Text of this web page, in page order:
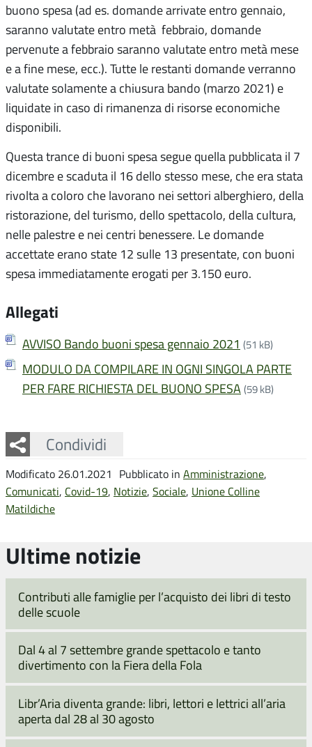
buono spesa (ad es. domande arrivate entro gennaio,
saranno valutate entro metà febbraio, domande
pervenute a febbraio saranno valutate entro metà mese
e a fine mese, ecc.). Tutte le restanti domande verranno
valutate solamente a chiusura bando (marzo 2021) e
liquidate in caso di rimanenza di risorse economiche
disponibili.
Questa trance di buoni spesa segue quella pubblicata il 7
dicembre e scaduta il 16 dello stesso mese, che era stata
rivolta a coloro che lavorano nei settori alberghiero, della
ristorazione, del turismo, dello spettacolo, della cultura,
nelle palestre e nei centri benessere. Le domande
accettate erano state 12 sulle 13 presentate, con buoni
spesa immediatamente erogati per 3.150 euro.
Allegati
AVVISO Bando buoni spesa gennaio 2021 (51 kB)
MODULO DA COMPILARE IN OGNI SINGOLA PARTE
PER FARE RICHIESTA DEL BUONO SPESA(59 kB)
Condividi
Facebook
Twitter
Whatsapp
Modificato 26.01.2021 Pubblicato in Amministrazione,
Comunicati, Covid-19, Notizie, Sociale, Unione Colline
Matildiche
Ultime notizie
Contributi alle famiglie per l’acquisto dei libri di testo
delle scuole
Dal 4 al 7 settembre grande spettacolo e tanto
divertimento con la Fiera della Fola
Libr’Aria diventa grande: libri, lettori e lettrici all’aria
aperta dal 28 al 30 agosto